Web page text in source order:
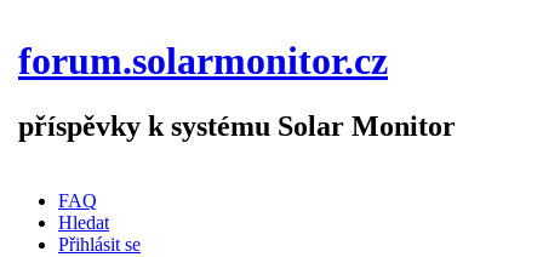
forum.solarmonitor.cz
příspěvky k systému Solar Monitor
FAQ
Hledat
Přihlásit se